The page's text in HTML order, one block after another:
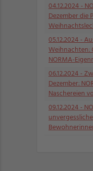
04.12.2024-
Dezember die
05.12.2024-
Weihnachten:
NORMA-
06.12.2024-
Dezember:
Naschereien
09.12.2024-